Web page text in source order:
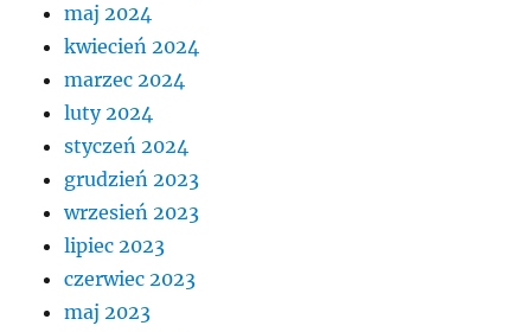
maj 2024
kwiecień 2024
marzec 2024
luty 2024
styczeń 2024
grudzień 2023
wrzesień 2023
lipiec 2023
czerwiec 2023
maj 2023